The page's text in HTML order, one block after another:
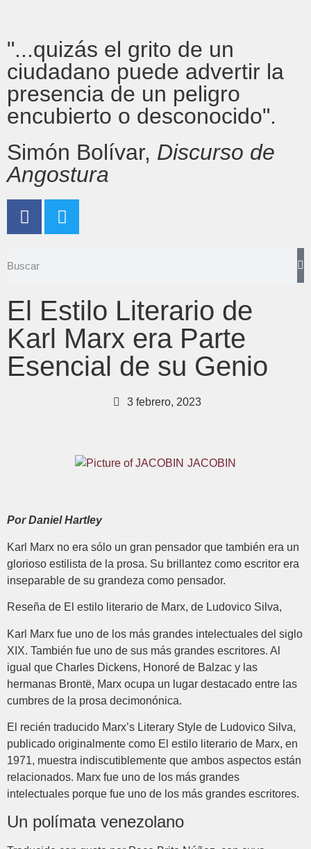
"...quizás el grito de un
ciudadano puede advertir la
presencia de un peligro
encubierto o desconocido".
Simón Bolívar, Discurso de
Angostura
El Estilo Literario de
Karl Marx era Parte
Esencial de su Genio
3 febrero, 2023
JACOBIN
Por Daniel Hartley
Karl Marx no era sólo un gran pensador que también era un
glorioso estilista de la prosa. Su brillantez como escritor era
inseparable de su grandeza como pensador.
Reseña de El estilo literario de Marx, de Ludovico Silva,
Karl Marx fue uno de los más grandes intelectuales del siglo
XIX. También fue uno de sus más grandes escritores. Al
igual que Charles Dickens, Honoré de Balzac y las
hermanas Brontë, Marx ocupa un lugar destacado entre las
cumbres de la prosa decimonónica.
El recién traducido Marx’s Literary Style de Ludovico Silva,
publicado originalmente como El estilo literario de Marx, en
1971, muestra indiscutiblemente que ambos aspectos están
relacionados. Marx fue uno de los más grandes
intelectuales porque fue uno de los más grandes escritores.
Un polímata venezolano